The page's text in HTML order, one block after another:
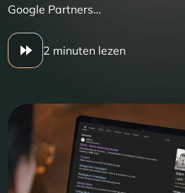
Google Partners…
2 minuten lezen